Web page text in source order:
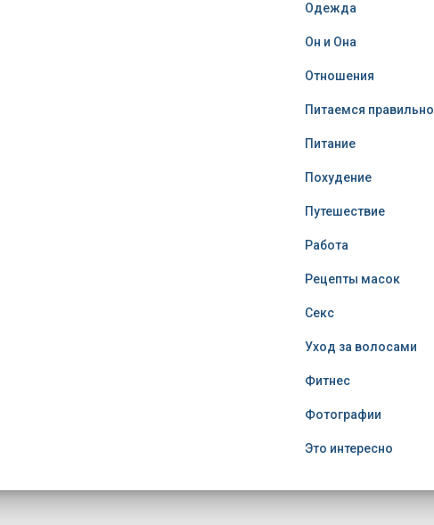
Одежда
Он и Она
Отношения
Питаемся правильно
Питание
Похудение
Путешествие
Работа
Рецепты масок
Секс
Уход за волосами
Фитнес
Фотографии
Это интересно